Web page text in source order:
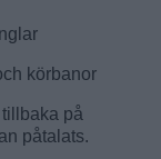
körbanor
på
påtalats.